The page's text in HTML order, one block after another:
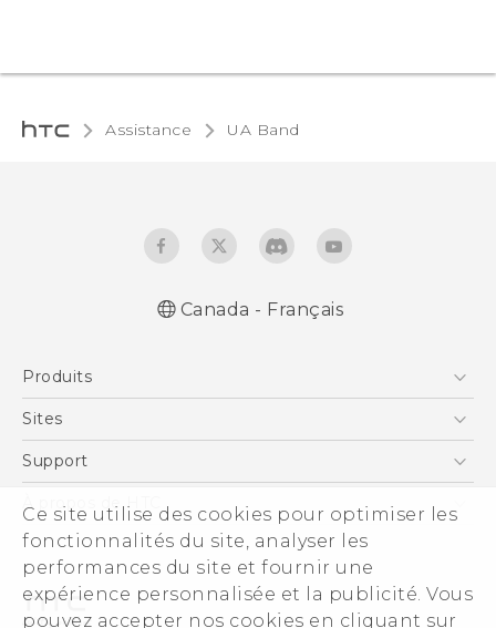
Ce site utilise des cookies pour optimiser les
fonctionnalités du site, analyser les
performances du site et fournir une
expérience personnalisée et la publicité. Vous
pouvez accepter nos cookies en cliquant sur
Assistance UA Band‎
Canada - Français
Produits
5G
EXODUS
VIVE
VIVEPORT
Sites
HTC Dev
Support
Statut de la commande
Aide à la commande
Politique de garantie
À propos de HTC
ESG
Investisseurs (Anglais)
Sécurité du produit